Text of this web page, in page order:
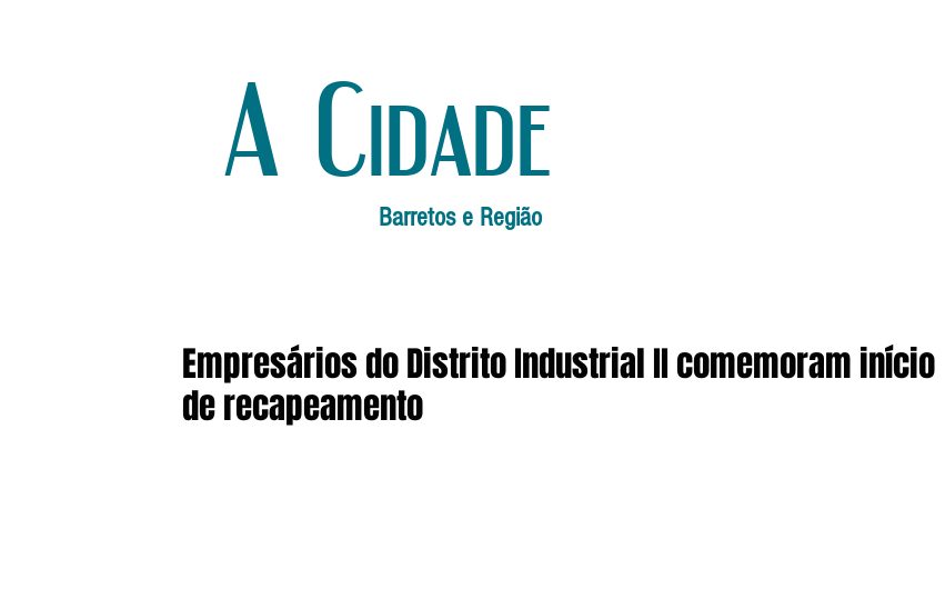
A Cidade
Barretos e Região
Empresários do Distrito Industrial II comemoram início
de recapeamento